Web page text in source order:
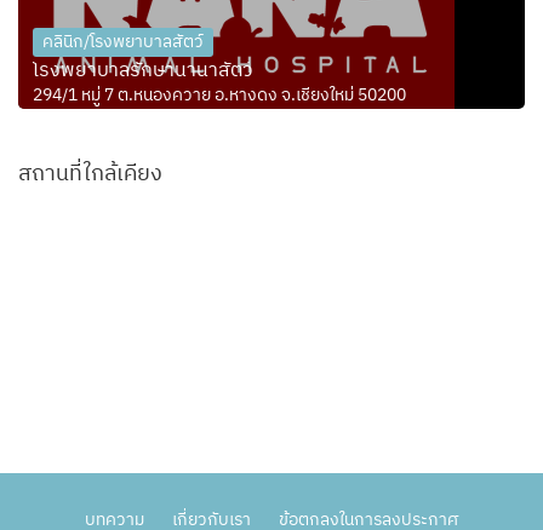
คลินิก/โรงพยาบาลสัตว์
โรงพยาบาลรักษานานาสัตว์
294/1 หมู่ 7 ต.หนองควาย อ.หางดง จ.เชียงใหม่ 50200
สถานที่ใกล้เคียง
บทความ เกี่ยวกับเรา ข้อตกลงในการลงประกาศ